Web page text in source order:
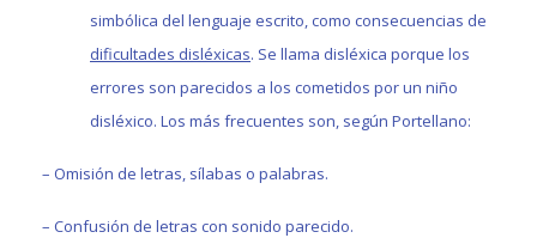
simbólica del lenguaje escrito, como consecuencias de
dificultades disléxicas. Se llama disléxica porque los
errores son parecidos a los cometidos por un niño
disléxico. Los más frecuentes son, según Portellano:
– Omisión de letras, sílabas o palabras.
– Confusión de letras con sonido parecido.